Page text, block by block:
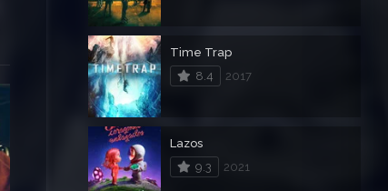
Time Trap
8.4
2017
Lazos
9.3
2021